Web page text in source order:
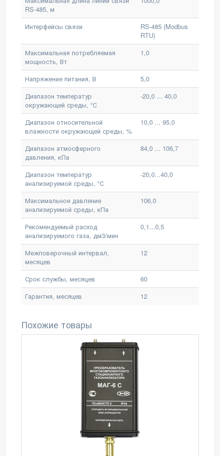
RS-485, м
Интерфейсы связи
RS-485 (Modbus
RTU)
Максимальная потребляемая
мощность, Вт
1,0
Напряжение питания, В
5,0
Диапазон температур
окружающей среды, °С
-20,0 ... 40,0
Диапазон относительной
влажности окружающей среды, %
10,0 ... 95,0
Диапазон атмосферного
давления, кПа
84,0 ... 106,7
Диапазон температур
анализируемой среды, °С
-20,0...40,0
Максимальное давление
анализируемой среды, кПа
106,0
Рекомендуемый расход
анализируемого газа, дм3/мин
0,1...0,5
Межповерочный интервал,
месяцев
12
Срок службы, месяцев
60
Гарантия, месяцев
12
Похожие товары